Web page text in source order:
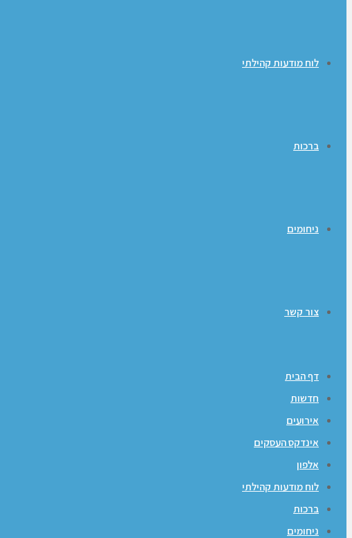
לוח מודעות קהילתי
ברכות
ניחומים
צור קשר
דף הבית
חדשות
אירועים
אינדקס העסקים
אלפון
לוח מודעות קהילתי
ברכות
ניחומים